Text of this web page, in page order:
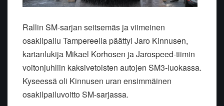
Rallin SM-sarjan seitsemäs ja viimeinen
osakilpailu Tampereella päättyi Jaro Kinnusen,
kartanlukija Mikael Korhosen ja Jarospeed-tiimin
voitonjuhliin kaksivetoisten autojen SM3-luokassa.
Kyseessä oli Kinnusen uran ensimmäinen
osakilpailuvoitto SM-sarjassa.